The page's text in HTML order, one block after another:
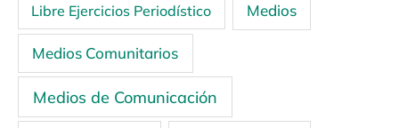
Libre Ejercicios Periodístico Medios
Medios Comunitarios
Medios de Comunicación